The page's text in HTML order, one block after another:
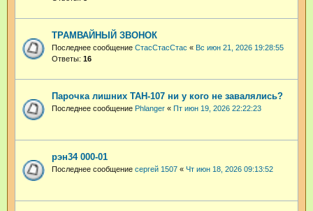
ТРАМВАЙНЫЙ ЗВОНОК
Последнее сообщение СтасСтасСтас « Вс июн 21, 2026 19:28:55
Ответы: 16
Парочка лишних ТАН-107 ни у кого не завалялись?
Последнее сообщение Phlanger « Пт июн 19, 2026 22:22:23
рэн34 000-01
Последнее сообщение сергей 1507 « Чт июн 18, 2026 09:13:52